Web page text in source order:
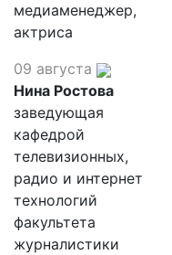
медиаменеджер,
актриса
09 августа
Нина Ростова
заведующая
кафедрой
телевизионных,
радио и интернет
технологий
факультета
журналистики